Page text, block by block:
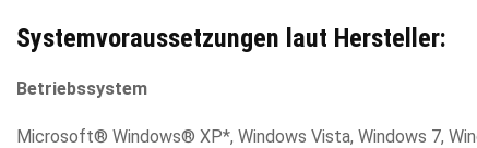
Systemvoraussetzungen laut Hersteller:
Betriebssystem
Microsoft® Windows® XP*, Windows Vista, Windows 7,